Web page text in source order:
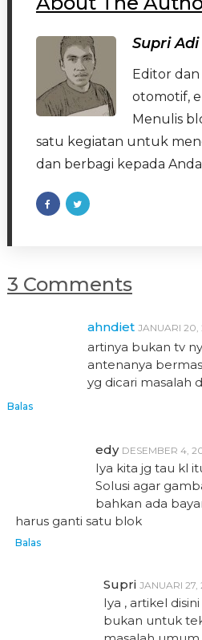
Supri Adi
Editor
otomotif,
Menulis
satu kegiatan untuk
dan berbagi kepada
3 Comments
ahndiet JANUARI 20,
artinya bukan tv
antenanya
yg dicari masalah
Balas
edy DESEMBER 4,
Iya kita jg tau kl
Solusi agar
bahkan ada
harus ganti satu blok
Balas
Supri JANUARI 27,
Iya , artikel
bukan untuk